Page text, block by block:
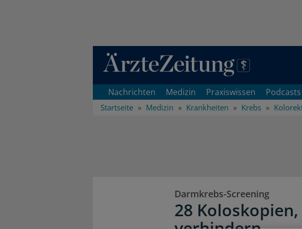
Direkt zum Inhaltsbereich
Nachrichten Medizin Praxiswissen Podcasts
Startseite Medizin Krankheiten Krebs
Darmkrebs-Screening
28